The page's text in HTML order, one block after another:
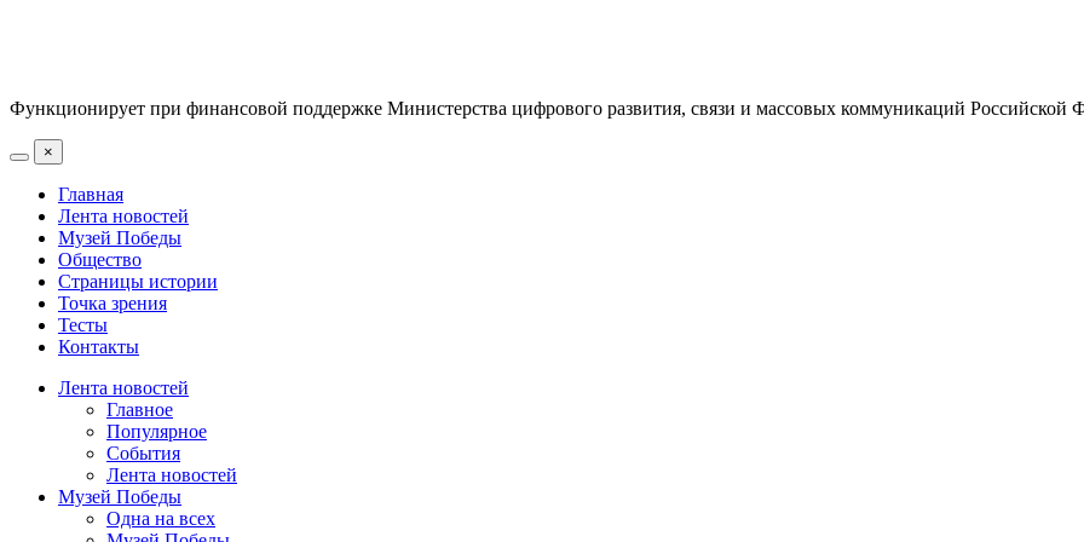
Функционирует при финансовой поддержке Министерства цифрового развития, связи и массовых коммуникаций Российской
×
Главная
Лента новостей
Музей Победы
Общество
Страницы истории
Точка зрения
Тесты
Контакты
Лента новостей
Главное
Популярное
События
Лента новостей
Музей Победы
Одна на всех